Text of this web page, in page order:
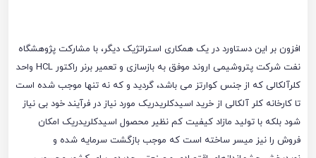
افزون بر این دستاورد در یک همکاری استراتژیک دیگر، با مشارکت پژوهشگاه
نفت شرکت پتروشیمی اروند موفق به بازسازی و تعمیر برنر راکتور HCL واحد
کلرآلکالی که از جنس کوارتز می باشد، گردید و که نه تنها موجب شده است
تا کارخانه کلر آلکالی از خرید اسیدکلریدریک مورد نیاز در فرآیند خود بی نیاز
شود بلکه با تولید مازاد کیفیت کم نظیر محصول اسیدکلریدریک امکان
فروش را نیز میسر ساخته است که موجب بازگشت سرمایه شده و